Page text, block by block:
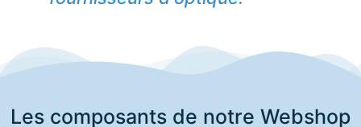
Les composants de notre Webshop